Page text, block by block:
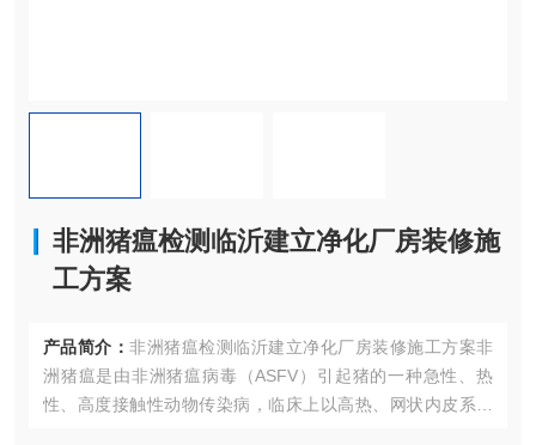
非洲猪瘟检测临沂建立净化厂房装修施
工方案
产品简介： 非洲猪瘟检测临沂建立净化厂房装修施工方案非
洲猪瘟是由非洲猪瘟病毒（ASFV）引起猪的一种急性、热
性、高度接触性动物传染病，临床上以高热、网状内皮系统